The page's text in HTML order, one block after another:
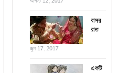
বাসর
রাত
জুন 17, 2017
একটি